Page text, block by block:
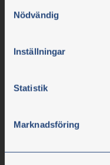
Du kan när som helst
samtycke klickar du
Nödvändig
Inställningar
Statistik
Marknadsföring
Olssons i Ellös AB
SE-474 31 Ellös
Tlf. +46 304-75 10 10
Org.nr. 556617-0154